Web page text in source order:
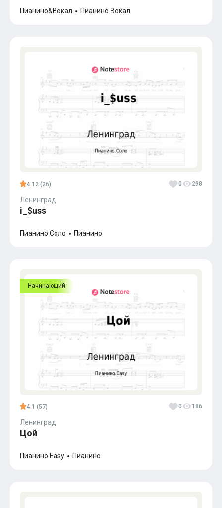
Пианино&Вокал Пианино Вокал
4.12 (26) 0 298
Ленинград
i_$uss
Пианино.Соло Пианино
Начинающий
4.1 (57) 0 186
Ленинград
Цой
Пианино.Easy Пианино